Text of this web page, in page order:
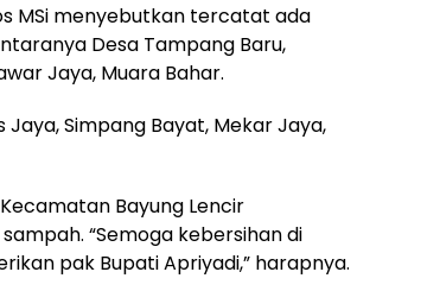
MSi menyebutkan tercatat ada
Desa Tampang Baru,
Jaya, Muara Bahar.
Jaya, Simpang Bayat, Mekar Jaya,
Bayung Lencir
“Semoga kebersihan di
pak Bupati Apriyadi,” harapnya.